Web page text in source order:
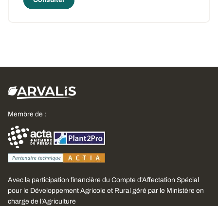
Membre de :
Avec la participation financière du Compte d’Affectation Spécial
pour le Développement Agricole et Rural géré par le Ministère en
charge de l’Agriculture